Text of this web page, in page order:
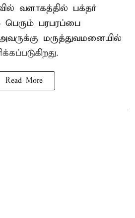
வளாகத்தில் பக்தர்
பெரும் பரபரப்பை
அவருக்கு மருத்துவமனையில்
Read More